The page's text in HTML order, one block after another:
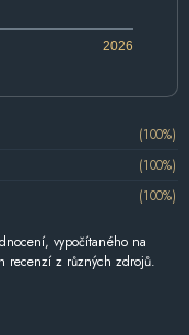
2026
(100%)
(100%)
(100%)
vypočítaného na
recenzí z různých zdrojů.